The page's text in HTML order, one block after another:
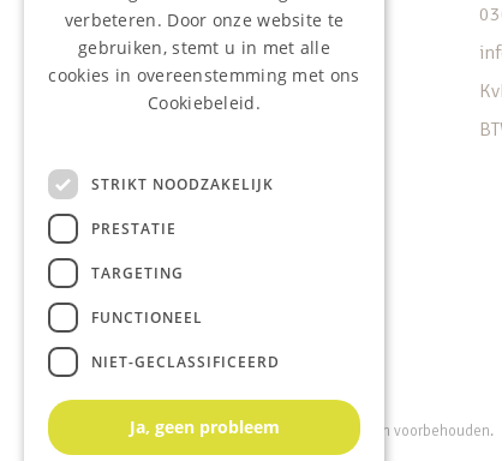
Woning verkopen
Wat is mijn huis waard?
Contact
Powered byGoes & Roos Alle rechten voorbehouden.
verbeteren. Door onze website te
gebruiken, stemt u in met alle
cookies in overeenstemming met ons
Cookiebeleid.
STRIKT NOODZAKELIJK
PRESTATIE
TARGETING
FUNCTIONEEL
NIET-GECLASSIFICEERD
Ja, geen probleem